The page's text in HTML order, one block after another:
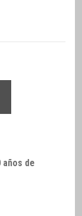
años de